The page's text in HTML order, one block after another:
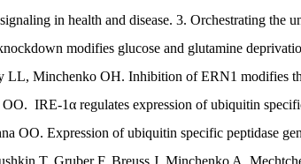
in health and disease. 3. Orchestrating the
modifies glucose and glutamine
Minchenko OH. Inhibition of ERN1 modifies
IRE-1α regulates expression of ubiquitin
Expression of ubiquitin specific peptidase
T, Gruber F, Breuss J, Minchenko A,